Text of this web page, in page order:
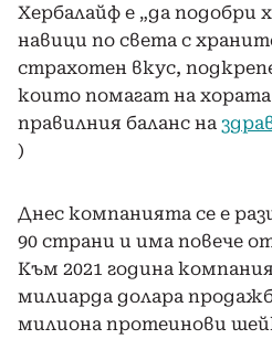
Хербалайф е „да подобри
навици по света с
страхотен вкус,
които помагат на
правилния баланс на
)
Днес компанията се е
90 страни и има повече
Към 2021 година
милиарда долара
милиона протеинови